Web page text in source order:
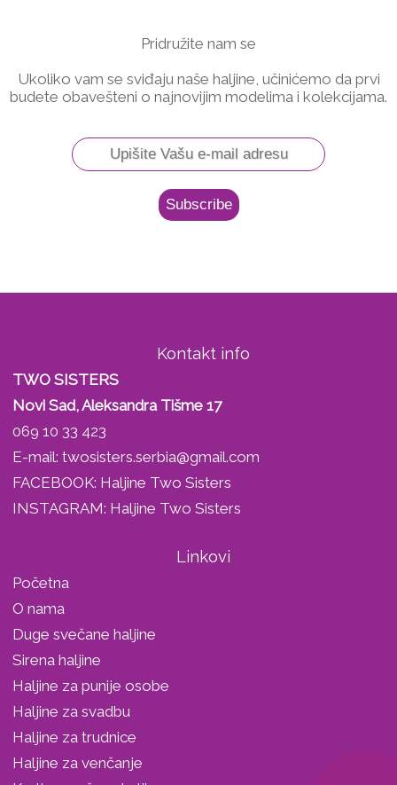
Pridružite nam se
Ukoliko vam se sviđaju naše haljine, učinićemo da prvi
budete obavešteni o najnovijim modelima i kolekcijama.
Kontakt info
TWO SISTERS
Novi Sad, Aleksandra Tišme 17
069 10 33 423
E-mail:twosisters.serbia@gmail.com
FACEBOOK: Haljine Two Sisters
INSTAGRAM: Haljine Two Sisters
Linkovi
Početna
O nama
Duge svečane haljine
Sirena haljine
Haljine za punije osobe
Haljine za svadbu
Haljine za trudnice
Haljine za venčanje